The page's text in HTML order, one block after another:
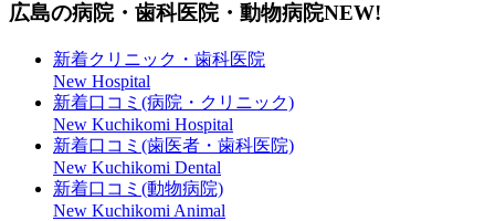
広島の病院・歯科医院・動物病院NEW!
新着クリニック・歯科医院
New Hospital
新着口コミ(病院・クリニック)
New Kuchikomi Hospital
新着口コミ(歯医者・歯科医院)
New Kuchikomi Dental
新着口コミ(動物病院)
New Kuchikomi Animal